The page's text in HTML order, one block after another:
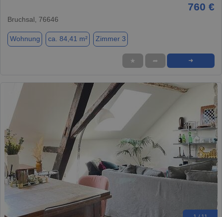
760 €
Bruchsal, 76646
Wohnung ca. 84,41 m² Zimmer 3
★ ➦ ➜